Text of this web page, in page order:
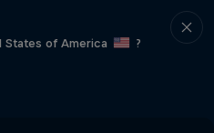
States of America
?